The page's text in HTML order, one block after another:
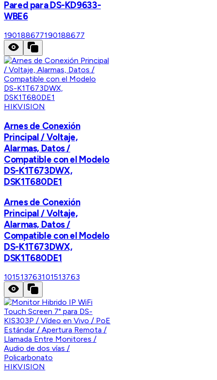
Pared para DS-KD9633-
WBE6
190188677190188677
HIKVISION
Arnes de Conexión
Principal / Voltaje,
Alarmas, Datos /
Compatible con el Modelo
DS-K1T673DWX,
DSK1T680DE1
Arnes de Conexión
Principal / Voltaje,
Alarmas, Datos /
Compatible con el Modelo
DS-K1T673DWX,
DSK1T680DE1
101513763101513763
HIKVISION